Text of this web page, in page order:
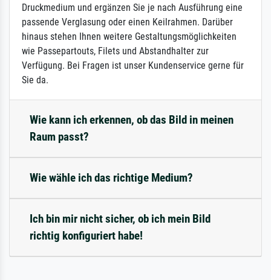
Druckmedium und ergänzen Sie je nach Ausführung eine
passende Verglasung oder einen Keilrahmen. Darüber
hinaus stehen Ihnen weitere Gestaltungsmöglichkeiten
wie Passepartouts, Filets und Abstandhalter zur
Verfügung. Bei Fragen ist unser Kundenservice gerne für
Sie da.
Wie kann ich erkennen, ob das Bild in meinen
Raum passt?
Wie wähle ich das richtige Medium?
Ich bin mir nicht sicher, ob ich mein Bild
richtig konfiguriert habe!